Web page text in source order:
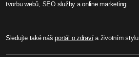
tvorbu webů, SEO služby a online marketing.
Sledujte také nášportál o zdravía životním stylu